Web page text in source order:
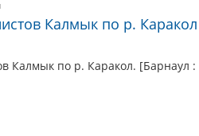
Калмык по р. Каракол
Калмык по р. Каракол. [Барнаул :